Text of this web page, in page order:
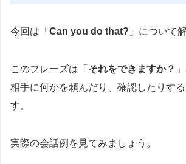
今回は「 Can you do that? 」について
このフレーズは「 それをできますか？
相手に何かを頼んだり、確認したりす
す。
実際の会話例を見てみましょう。